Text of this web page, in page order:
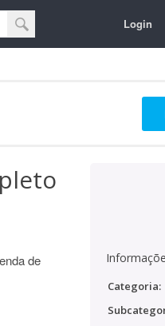
Login
de
Categoria: